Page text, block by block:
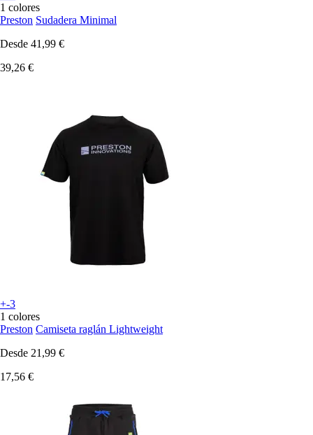
1 colores
Preston Sudadera Minimal
Desde 41,99 €
39,26 €
+-3
1 colores
Preston Camiseta raglán Lightweight
Desde 21,99 €
17,56 €